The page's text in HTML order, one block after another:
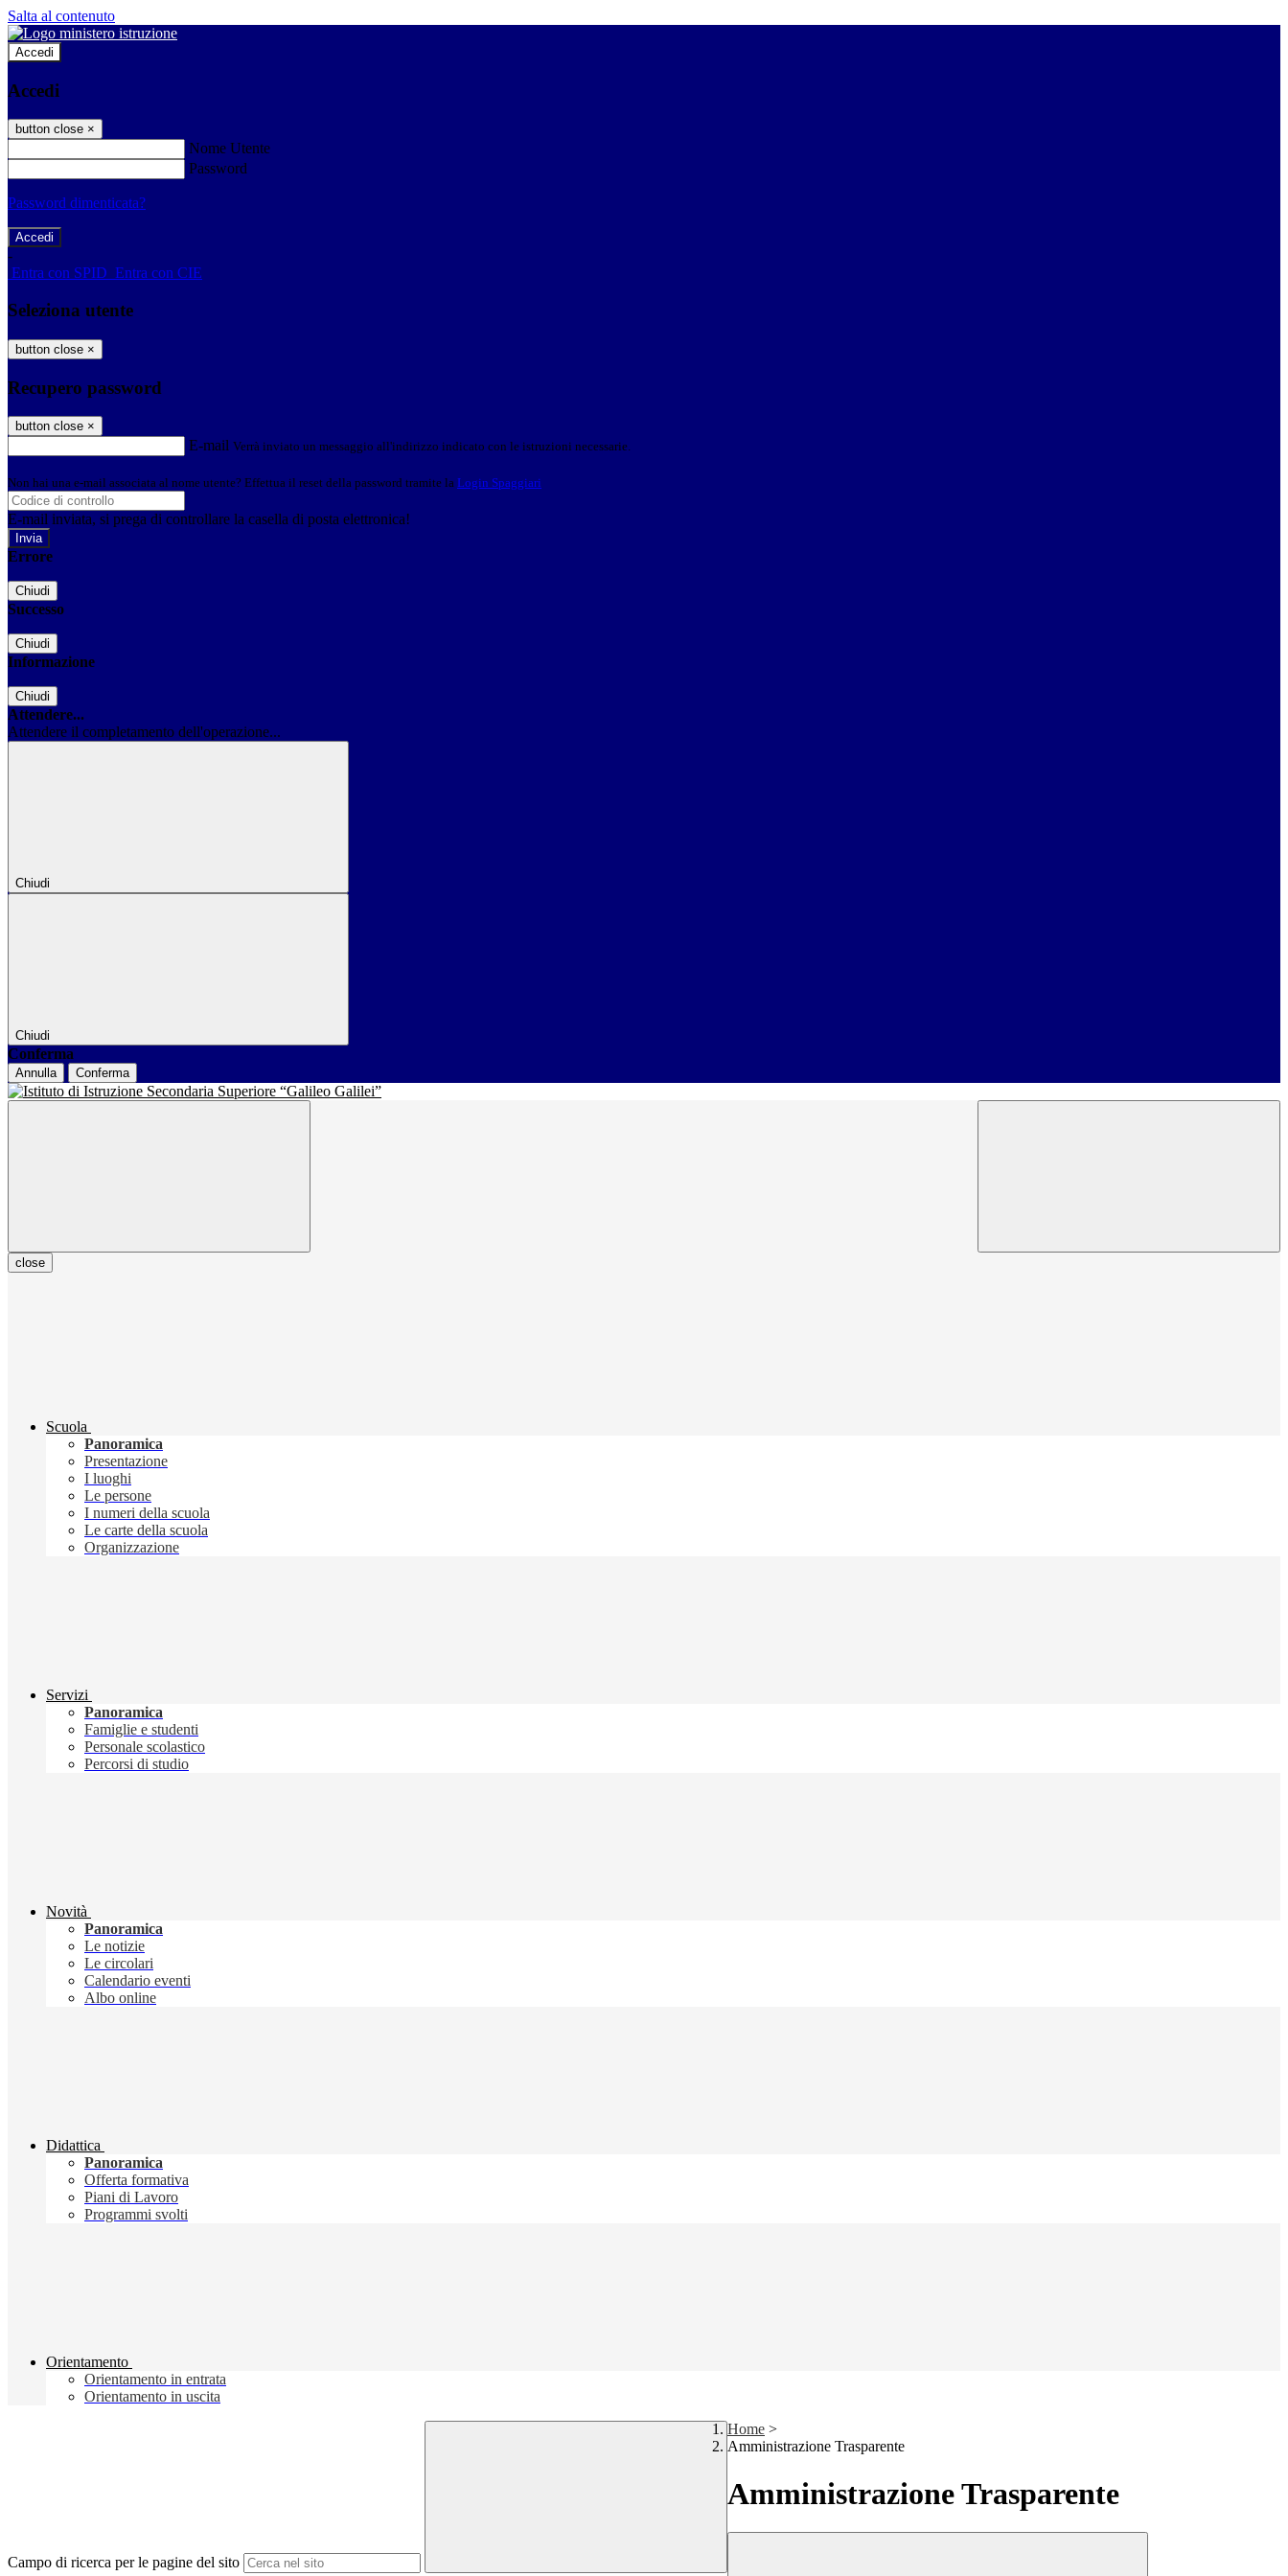
Salta al contenuto
Accedi
Accedi
button close ×
Nome Utente
Password
Password dimenticata?
-
Entra con SPID Entra con CIE
Seleziona utente
button close ×
Recupero password
button close ×
E-mail Verrà inviato un messaggio all'indirizzo indicato con le istruzioni necessarie.
Non hai una e-mail associata al nome utente? Effettua il reset della password tramite la Login Spaggiari
E-mail inviata, si prega di controllare la casella di posta elettronica!
Errore
Chiudi
Successo
Chiudi
Informazione
Chiudi
Attendere...
Attendere il completamento dell'operazione...
Chiudi
Chiudi
Conferma
Annulla Conferma
close
Scuola
Panoramica
Presentazione
I luoghi
Le persone
I numeri della scuola
Le carte della scuola
Organizzazione
Servizi
Panoramica
Famiglie e studenti
Personale scolastico
Percorsi di studio
Novità
Panoramica
Le notizie
Le circolari
Calendario eventi
Albo online
Didattica
Panoramica
Offerta formativa
Piani di Lavoro
Programmi svolti
Orientamento
Orientamento in entrata
Orientamento in uscita
Campo di ricerca per le pagine del sito
Home >
Amministrazione Trasparente
Amministrazione Trasparente